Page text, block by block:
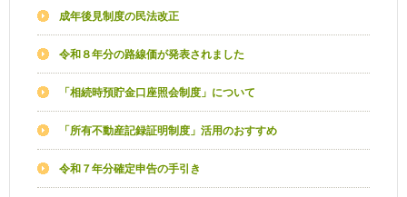
成年後見制度の民法改正
令和８年分の路線価が発表されました
「相続時預貯金口座照会制度」について
「所有不動産記録証明制度」活用のおすすめ
令和７年分確定申告の手引き